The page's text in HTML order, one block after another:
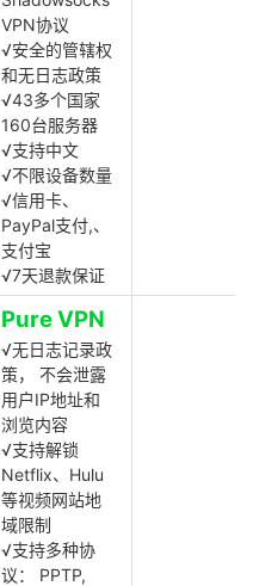
VPN协议
√安全的管辖权
和无日志政策
√43多个国家
160台服务器
√支持中文
√不限设备数量
√信用卡、
PayPal支付,、
支付宝
√7天退款保证
Pure VPN
√无日志记录政
策， 不会泄露
用户IP地址和
浏览内容
√支持解锁
Netflix、Hulu
等视频网站地
域限制
√支持多种协
议： PPTP,